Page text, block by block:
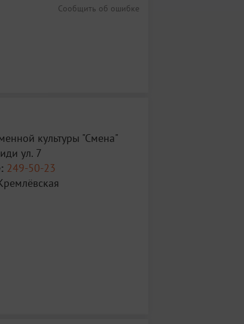
Сообщить об ошибке
культуры "Смена"
ул. 7
249-50-23